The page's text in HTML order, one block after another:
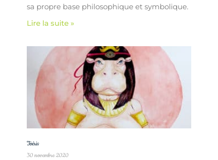
sa propre base philosophique et symbolique.
Lire la suite »
Toéris
30 novembre 2020